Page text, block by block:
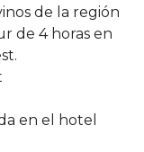
de la región
de 4 horas en
en el hotel